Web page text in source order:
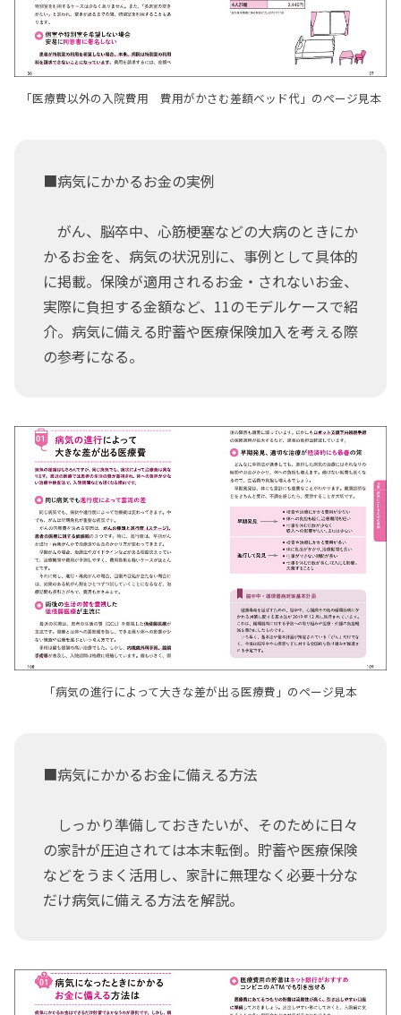
「医療費以外の入院費用 費用がかさむ差額ベッド代」のページ見本
■病気にかかるお金の実例
がん、脳卒中、心筋梗塞などの大病のときにか
かるお金を、病気の状況別に、事例として具体的
に掲載。保険が適用されるお金・されないお金、
実際に負担する金額など、11のモデルケースで紹
介。病気に備える貯蓄や医療保険加入を考える際
の参考になる。
「病気の進行によって大きな差が出る医療費」のページ見本
■病気にかかるお金に備える方法
しっかり準備しておきたいが、そのために日々
の家計が圧迫されては本末転倒。貯蓄や医療保険
などをうまく活用し、家計に無理なく必要十分な
だけ病気に備える方法を解説。